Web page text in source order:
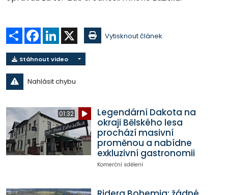
Sdílet Facebook
LinkedIn Vytisknout článek
Stáhnout video
Nahlásit chybu
01:32
Legendární Dakota na
okraji Bělského lesa
prochází masivní
proměnou a nabídne
exkluzivní gastronomii
Komerční sdělení